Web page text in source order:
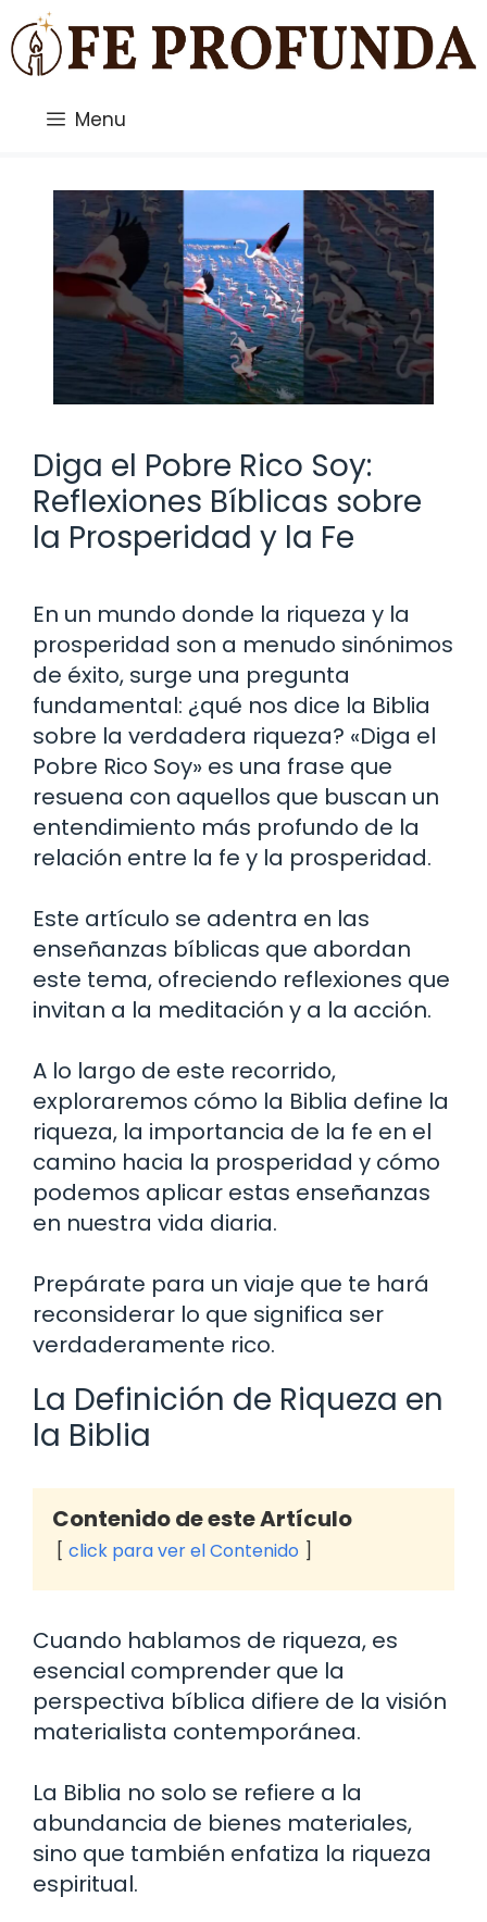
Saltar
al
contenido
Menu
Diga el Pobre Rico Soy:
Reflexiones Bíblicas sobre
la Prosperidad y la Fe
En un mundo donde la riqueza y la
prosperidad son a menudo sinónimos
de éxito, surge una pregunta
fundamental: ¿qué nos dice la Biblia
sobre la verdadera riqueza? «Diga el
Pobre Rico Soy» es una frase que
resuena con aquellos que buscan un
entendimiento más profundo de la
relación entre la fe y la prosperidad.
Este artículo se adentra en las
enseñanzas bíblicas que abordan
este tema, ofreciendo reflexiones que
invitan a la meditación y a la acción.
A lo largo de este recorrido,
exploraremos cómo la Biblia define la
riqueza, la importancia de la fe en el
camino hacia la prosperidad y cómo
podemos aplicar estas enseñanzas
en nuestra vida diaria.
Prepárate para un viaje que te hará
reconsiderar lo que significa ser
verdaderamente rico.
La Definición de Riqueza en
la Biblia
Contenido de este Artículo
click para ver el Contenido
Cuando hablamos de riqueza, es
esencial comprender que la
perspectiva bíblica difiere de la visión
materialista contemporánea.
La Biblia no solo se refiere a la
abundancia de bienes materiales,
sino que también enfatiza la riqueza
espiritual.